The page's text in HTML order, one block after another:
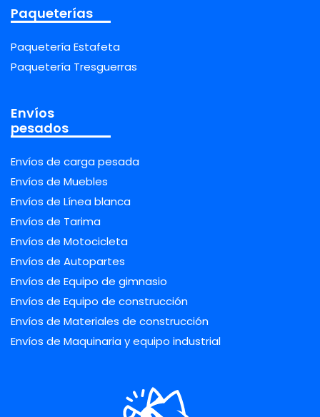
Paqueterías
Paquetería Estafeta
Paquetería Tresguerras
Envíos
pesados
Envíos de carga pesada
Envíos de Muebles
Envíos de Línea blanca
Envíos de Tarima
Envíos de Motocicleta
Envíos de Autopartes
Envíos de Equipo de gimnasio
Envíos de Equipo de construcción
Envíos de Materiales de construcción
Envíos de Maquinaria y equipo industrial